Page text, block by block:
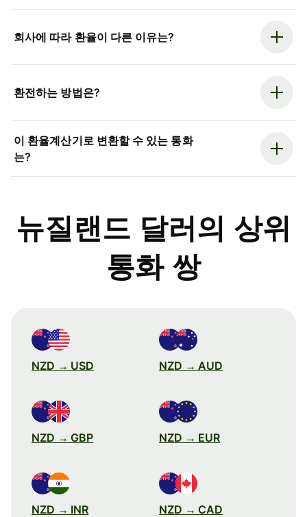
회사에 따라 환율이 다른 이유는?
환전하는 방법은?
이 환율계산기로 변환할 수 있는 통화
는?
뉴질랜드 달러의 상위
통화 쌍
NZD → USD NZD → AUD
NZD → GBP NZD → EUR
NZD → INR NZD → CAD